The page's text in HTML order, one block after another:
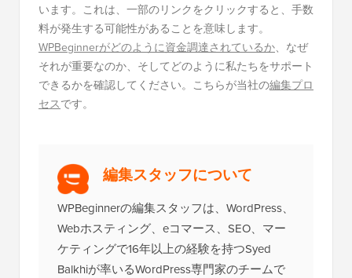
います。これは、一部のリンクをクリックすると、手数
料が発生する可能性があることを意味します。
WPBeginnerがどのように資金調達されているか、なぜ
それが重要なのか、そしてどのように私たちをサポート
できるかを確認してください。こちらが当社の編集プロ
セスです。
編集スタッフについて
WPBeginnerの編集スタッフは、WordPress、
Webホスティング、eコマース、SEO、マー
ケティングで16年以上の経験を持つSyed
Balkhiが率いるWordPress専門家のチームで